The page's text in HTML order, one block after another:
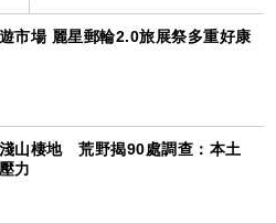
市場 麗星郵輪2.0旅展祭多重好康
山棲地 荒野揭90處調查：本土
力